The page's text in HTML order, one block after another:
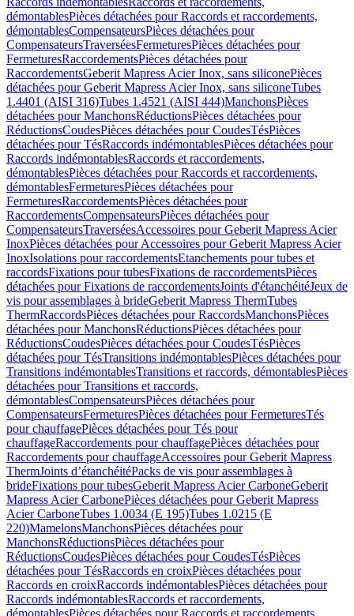
démontablesPièces détachées pour Raccords et raccordements,
démontablesCompensateursPièces détachées pour
CompensateursTraverséesFermeturesPièces détachées pour
FermeturesRaccordementsPièces détachées pour
RaccordementsGeberit Mapress Acier Inox, sans siliconePièces
détachées pour Geberit Mapress Acier Inox, sans siliconeTubes
1.4401 (AISI 316)Tubes 1.4521 (AISI 444)ManchonsPièces
détachées pour ManchonsRéductionsPièces détachées pour
RéductionsCoudesPièces détachées pour CoudesTésPièces
détachées pour TésRaccords indémontablesPièces détachées pour
Raccords indémontablesRaccords et raccordements,
démontablesPièces détachées pour Raccords et raccordements,
démontablesFermeturesPièces détachées pour
FermeturesRaccordementsPièces détachées pour
RaccordementsCompensateursPièces détachées pour
CompensateursTraverséesAccessoires pour Geberit Mapress Acier
InoxPièces détachées pour Accessoires pour Geberit Mapress Acier
InoxIsolations pour raccordementsEtanchements pour tubes et
raccordsFixations pour tubesFixations de raccordementsPièces
détachées pour Fixations de raccordementsJoints d'étanchéitéJeux de
vis pour assemblages à brideGeberit Mapress ThermTubes
ThermRaccordsPièces détachées pour RaccordsManchonsPièces
détachées pour ManchonsRéductionsPièces détachées pour
RéductionsCoudesPièces détachées pour CoudesTésPièces
détachées pour TésTransitions indémontablesPièces détachées pour
Transitions indémontablesTransitions et raccords, démontablesPièces
détachées pour Transitions et raccords,
démontablesCompensateursPièces détachées pour
CompensateursFermeturesPièces détachées pour FermeturesTés
pour chauffagePièces détachées pour Tés pour
chauffageRaccordements pour chauffagePièces détachées pour
Raccordements pour chauffageAccessoires pour Geberit Mapress
ThermJoints d’étanchéitéPacks de vis pour assemblages à
brideFixations pour tubesGeberit Mapress Acier CarboneGeberit
Mapress Acier CarbonePièces détachées pour Geberit Mapress
Acier CarboneTubes 1.0034 (E 195)Tubes 1.0215 (E
220)MamelonsManchonsPièces détachées pour
ManchonsRéductionsPièces détachées pour
RéductionsCoudesPièces détachées pour CoudesTésPièces
détachées pour TésRaccords en croixPièces détachées pour
Raccords en croixRaccords indémontablesPièces détachées pour
Raccords indémontablesRaccords et raccordements,
démontablesPièces détachées pour Raccords et raccordements,